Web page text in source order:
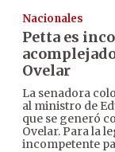
Nacionales
Petta es
Ovelar
La senadora
al ministro de
que se generó
Ovelar. Para la
incompetente